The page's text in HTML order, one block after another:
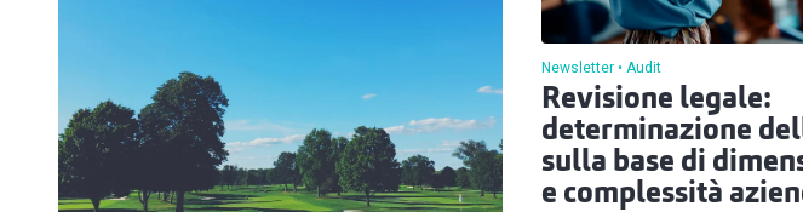
Newsletter Audit
Revisione legale:
determinazione
sulla base di
e complessità